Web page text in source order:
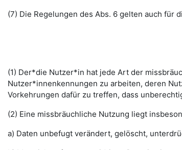
(7) Die Regelungen des Abs. 6 gelten auch für
(1) Der*die Nutzer*in hat jede Art der
Nutzer*innenkennungen zu arbeiten, deren
Vorkehrungen dafür zu treffen, dass
(2) Eine missbräuchliche Nutzung liegt
a) Daten unbefugt verändert, gelöscht,